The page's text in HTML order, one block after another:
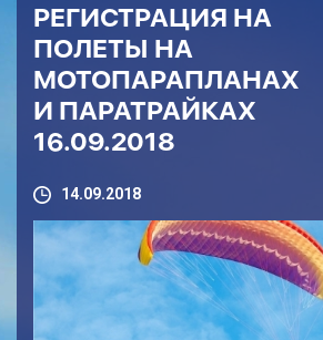
РЕГИСТРАЦИЯ НА
ПОЛЕТЫ НА
МОТОПАРАПЛАНАХ
И ПАРАТРАЙКАХ
16.09.2018
14.09.2018